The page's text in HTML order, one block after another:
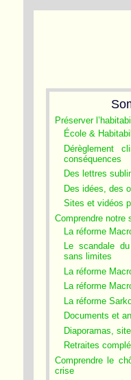
Préserver
École &
Dérèglement
conséquences
Des lettres
Des idées, des
Sites et vidéos
Comprendre notre
La réforme
Le scandale
sans limites
La réforme
La réforme
La réforme
Documents et
Diaporamas,
Retraites
Comprendre le
crise